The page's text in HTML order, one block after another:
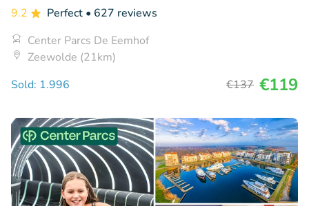
9.2 Perfect • 627 reviews
Center Parcs De Eemhof
Zeewolde (21km)
Sold: 1.996
€137 €119